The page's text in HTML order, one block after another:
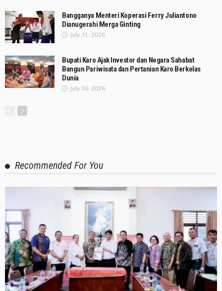
Bangganya Menteri Koperasi Ferry Juliantono
Dianugerahi Merga Ginting
July 31, 2026
Bupati Karo Ajak Investor dan Negara Sahabat
Bangun Pariwisata dan Pertanian Karo Berkelas
Dunia
July 30, 2026
Recommended For You